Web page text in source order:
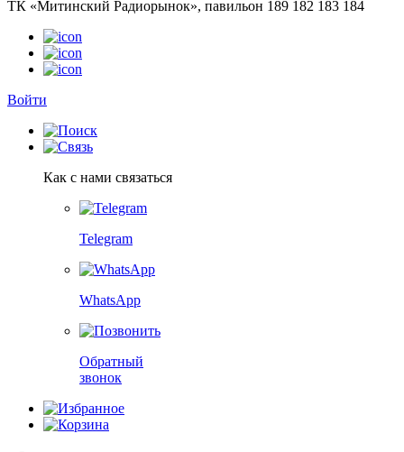
ТК «Митинский Радиорынок», павильон 189 182 183 184
Войти
Как с нами связаться
Telegram
WhatsApp
Обратный
звонок